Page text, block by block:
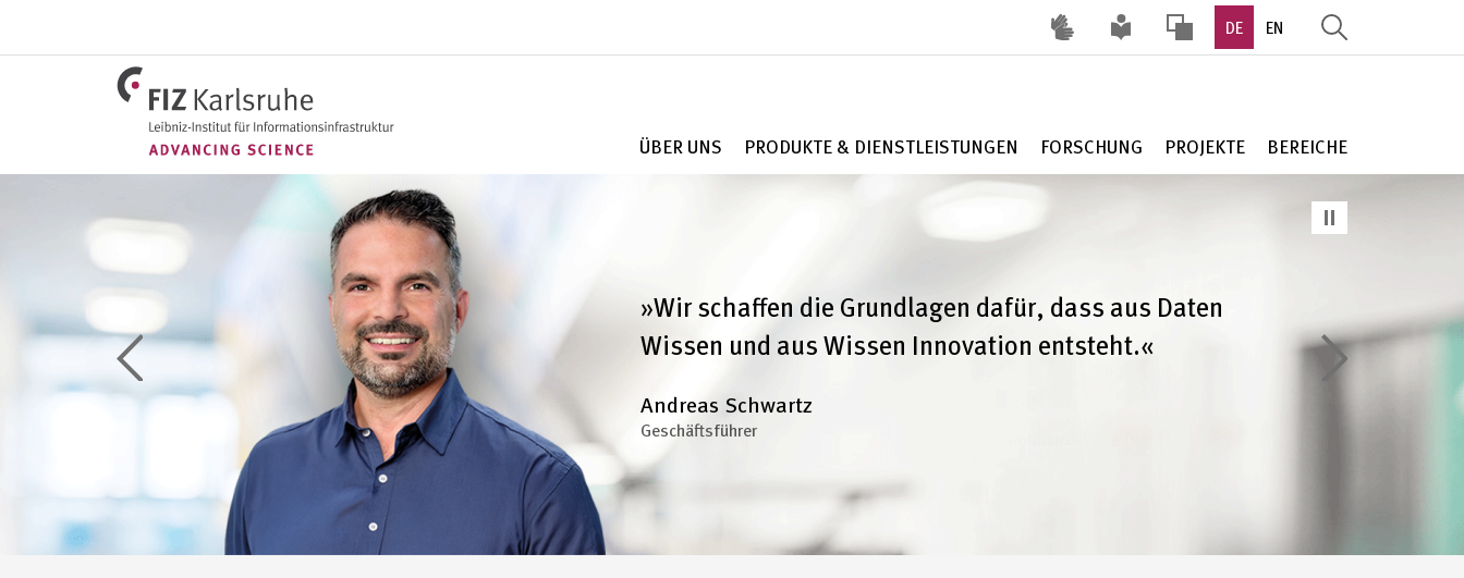
DE EN
ÜBER UNS PRODUKTE & DIENSTLEISTUNGEN FORSCHUNG PROJEKTE BEREICHE
»Wir schaffen die Grundlagen dafür, dass aus Daten
Wissen und aus Wissen Innovation entsteht.«
Andreas Schwartz
Geschäftsführer